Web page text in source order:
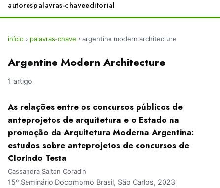
autorespalavras-chaveeditorial
início › palavras-chave › argentine modern architecture
Argentine Modern Architecture
1 artigo
As relações entre os concursos públicos de
anteprojetos de arquitetura e o Estado na
promoção da Arquitetura Moderna Argentina:
estudos sobre anteprojetos de concursos de
Clorindo Testa
Cassandra Salton Coradin
15º Seminário Docomomo Brasil, São Carlos, 2023